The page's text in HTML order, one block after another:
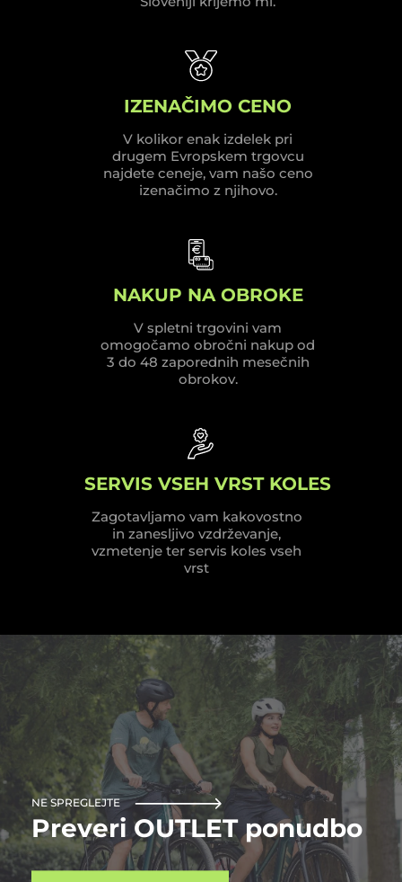
IZENAČIMO CENO
V kolikor enak izdelek pri
drugem Evropskem trgovcu
najdete ceneje, vam našo ceno
izenačimo z njihovo.
NAKUP NA OBROKE
V spletni trgovini vam
omogočamo obročni nakup od
3 do 48 zaporednih mesečnih
obrokov.
SERVIS VSEH VRST KOLES
Zagotavljamo vam kakovostno
in zanesljivo vzdrževanje,
vzmetenje ter servis koles vseh
vrst
NE SPREGLEJTE
Preveri OUTLET ponudbo